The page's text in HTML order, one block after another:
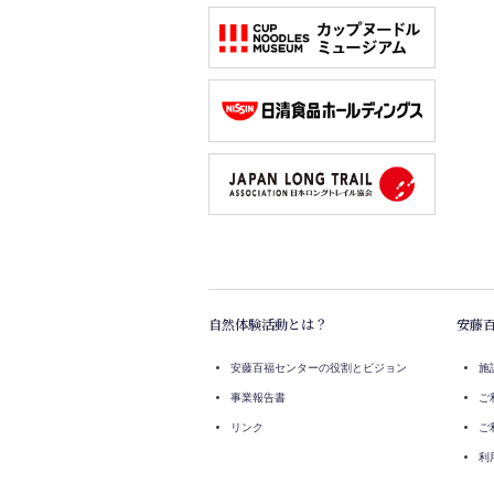
自然体験活動とは？
安藤百福センターの役割とビジョン
事業報告書
リンク
安藤
施
ご
ご
利